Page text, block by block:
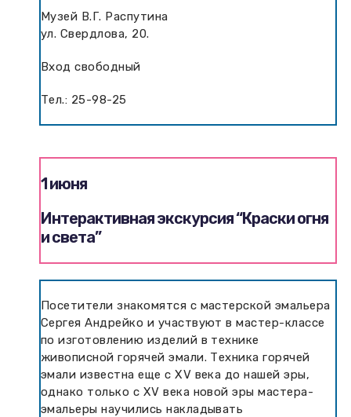
Музей В.Г. Распутина
ул. Свердлова, 20.
Вход свободный
Тел.: 25-98-25
1 июня
Интерактивная экскурсия “Краски огня
и света”
Посетители знакомятся с мастерской эмальера
Сергея Андрейко и участвуют в мастер-классе
по изготовлению изделий в технике
живописной горячей эмали. Техника горячей
эмали известна еще с XV века до нашей эры,
однако только с XV века новой эры мастера-
эмальеры научились накладывать